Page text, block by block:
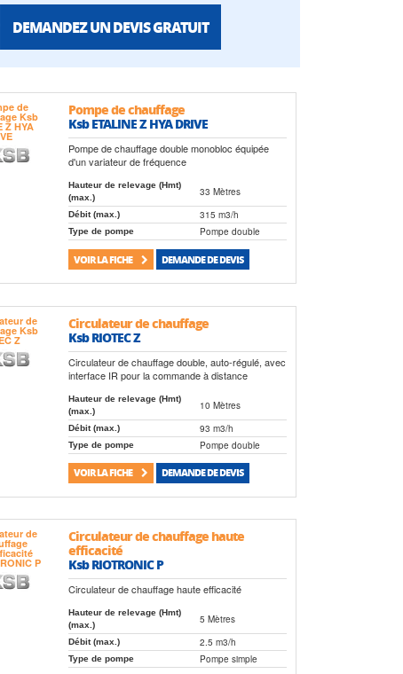
DEMANDEZ UN DEVIS GRATUIT
Pompe de chauffage
Ksb ETALINE Z HYA DRIVE
Pompe de chauffage double monobloc équipée
d'un variateur de fréquence
Hauteur de relevage (Hmt)
(max.)
33 Mètres
Débit (max.) 315 m3/h
Type de pompe Pompe double
VOIR LA FICHE DEMANDE DE DEVIS
Circulateur de chauffage
Ksb RIOTEC Z
Circulateur de chauffage double, auto-régulé, avec
interface IR pour la commande à distance
Hauteur de relevage (Hmt)
(max.)
10 Mètres
Débit (max.) 93 m3/h
Type de pompe Pompe double
VOIR LA FICHE DEMANDE DE DEVIS
Circulateur de chauffage haute
efficacité
Ksb RIOTRONIC P
Circulateur de chauffage haute efficacité
Hauteur de relevage (Hmt)
(max.)
5 Mètres
Débit (max.) 2.5 m3/h
Type de pompe Pompe simple